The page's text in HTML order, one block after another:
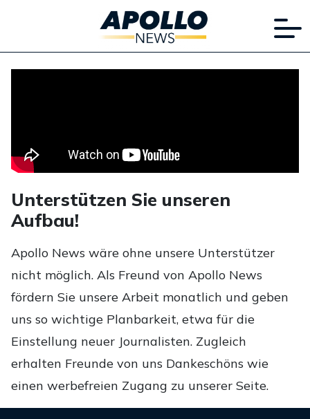
Unterstützen Sie unseren
Aufbau!
Apollo News wäre ohne unsere Unterstützer
nicht möglich. Als Freund von Apollo News
fördern Sie unsere Arbeit monatlich und geben
uns so wichtige Planbarkeit, etwa für die
Einstellung neuer Journalisten. Zugleich
erhalten Freunde von uns Dankeschöns wie
einen werbefreien Zugang zu unserer Seite.